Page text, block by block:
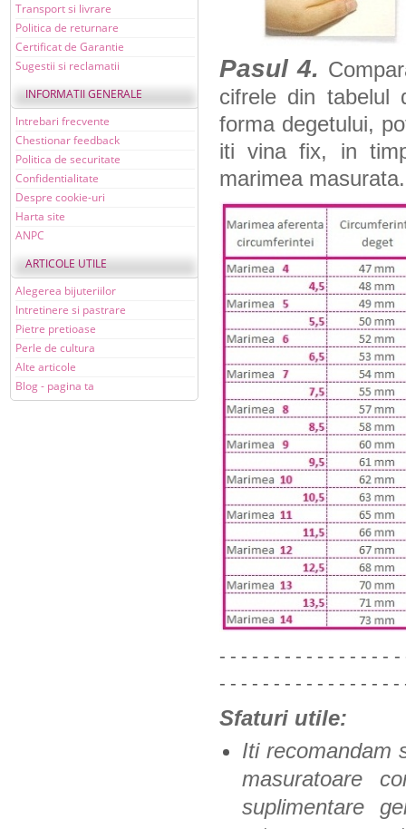
Transport si livrare
Politica de returnare
Certificat de Garantie
Sugestii si reclamatii
INFORMATII GENERALE
Intrebari frecvente
Chestionar feedback
Politica de securitate
Confidentialitate
Despre cookie-uri
Harta site
ANPC
ARTICOLE UTILE
Alegerea bijuteriilor
Intretinere si pastrare
Pietre pretioase
Perle de cultura
Alte articole
Blog - pagina ta
Pasul 4.
cifrele din tabelul
forma degetului,
iti vina fix, in
marimea masurata.
- - - - - - - - - - - - - - - -
- - - - - - - - - - - - - - - -
Sfaturi utile:
Iti recomandam
masuratoare
suplimentare